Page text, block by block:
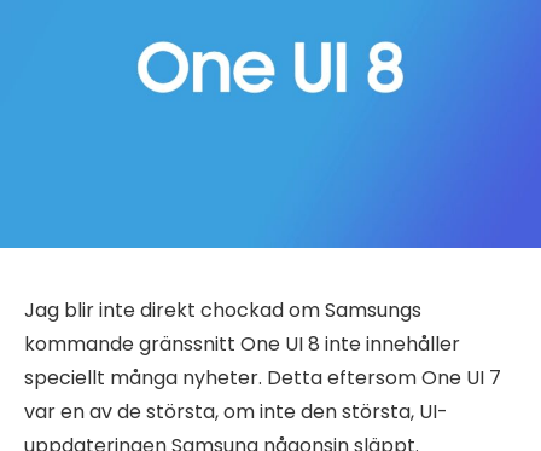
Jag blir inte direkt chockad om Samsungs
kommande gränssnitt One UI 8 inte innehåller
speciellt många nyheter. Detta eftersom One UI 7
var en av de största, om inte den största, UI-
uppdateringen Samsung någonsin släppt.